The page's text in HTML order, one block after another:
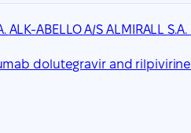
ALK-ABELLO A/SALMIRALL S.A.
dolutegravir and rilpivirine